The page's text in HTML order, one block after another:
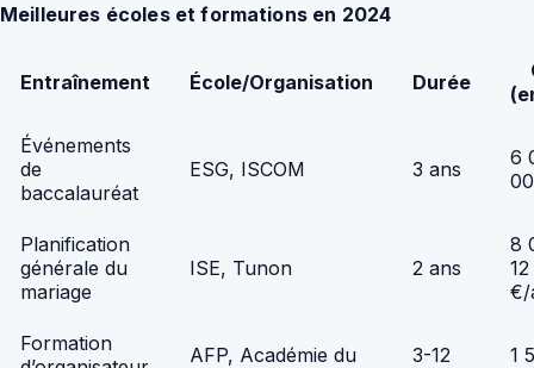
Meilleures écoles et formations en 2024
Entraînement École/Organisation Durée
Événements
de
baccalauréat
ESG, ISCOM 3 ans
6
Planification
générale du
mariage
ISE, Tunon 2 ans
8
€/
Formation
AFP, Académie du
3-12
1